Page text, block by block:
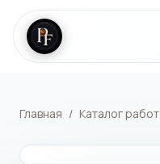
Главная / Каталог работ